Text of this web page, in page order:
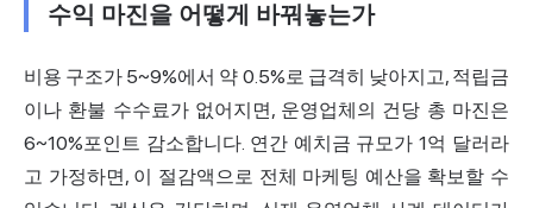
수익 마진을 어떻게 바꿔놓는가
비용 구조가 5~9%에서 약 0.5%로 급격히 낮아지고, 적립금
이나 환불 수수료가 없어지면, 운영업체의 건당 총 마진은
6~10%포인트 감소합니다. 연간 예치금 규모가 1억 달러라
고 가정하면, 이 절감액으로 전체 마케팅 예산을 확보할 수